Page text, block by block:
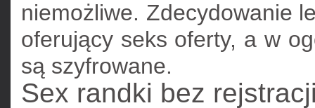
niemożliwe. Zdecydowanie
oferujący seks oferty, a w
są szyfrowane.
Sex randki bez